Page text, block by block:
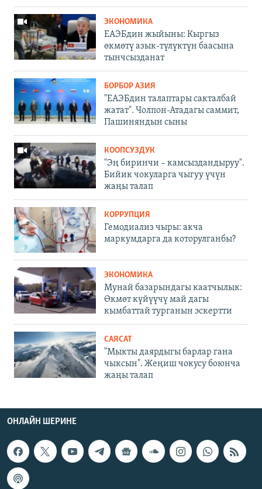
ЭКОНОМИКА
ЕАЭБдин жыйыны: Кыргыз
өкмөтү азык-түлүктүн баасына
тынчсызданат
БОРБОР АЗИЯ
"ЕАЭБдин талаптары сакталбай
жатат". Чолпон-Атадагы саммит,
Пашиняндын сыны
КООПСУЗДУК
"Эң биринчи – камсыздандыруу".
Бийик чокуларга чыгуу үчүн
жаңы талап
КОРРУПЦИЯ
Гемодиализ чыры: акча
маркумдарга да которулганбы?
ЭКОНОМИКА
Мунай базарындагы каатчылык:
Өкмөт күйүүчү май дагы
кымбаттай турганын эскертти
САЯСАТ
"Мыкты даярдыгы барлар гана
чыксын". Жеңиш чокусу боюнча
жаңы талап
ОНЛАЙН ШЕРИНЕ